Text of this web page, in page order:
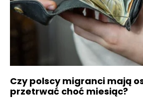
Czy polscy migranci mają
przetrwać choć miesiąc?